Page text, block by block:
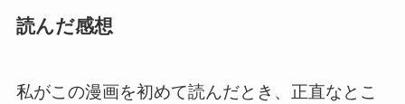
読んだ感想
私がこの漫画を初めて読んだとき、正直なとこ